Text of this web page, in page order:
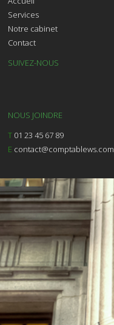
Services
Notre cabinet
Contact
SUIVEZ-NOUS
NOUS JOINDRE
T 01 23 45 67 89
E contact@comptablews.com